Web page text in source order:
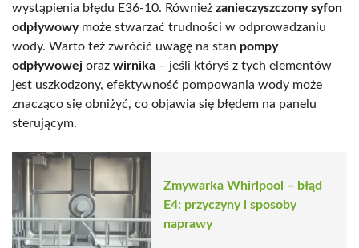
wystąpienia błędu E36-10. Również zanieczyszczony syfon
odpływowymoże stwarzać trudności w odprowadzaniu
wody. Warto też zwrócić uwagę na stan pompy
odpływowej oraz wirnika – jeśli któryś z tych elementów
jest uszkodzony, efektywność pompowania wody może
znacząco się obniżyć, co objawia się błędem na panelu
sterującym.
Zmywarka Whirlpool – błąd
E4: przyczyny i sposoby
naprawy